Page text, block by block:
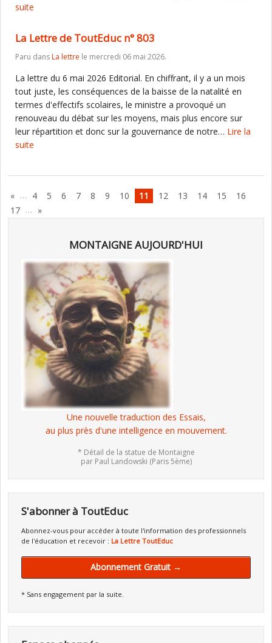
suite
La Lettre de ToutEduc n° 803
Paru dansLa lettre le mercredi 06 mai 2026.
La lettre du 6 mai 2026 Editorial. En chiffrant, il y a un mois
tout juste, les conséquences de la baisse de la natalité en
termes d'effectifs scolaires, le ministre a provoqué un
renouveau du débat sur les moyens, mais plus encore sur
leur répartition et donc sur la gouvernance de notre… Lire la
suite
« … 4 5 6 7 8 9 10 11 12 13 14 15
16
17 … »
MONTAIGNE AUJOURD'HUI
Une nouvelle traduction des Essais,
au plus près d'une intelligence en mouvement.
* Détail de la statue de Montaigne
par Paul Landowski (Paris 5ème)
S'abonner à ToutEduc
Abonnez-vous pour accéder à toute l'information des professionnels
de l'éducation et recevoir : La Lettre ToutEduc
Abonnement Gratuit →
* Sans engagement par la suite.